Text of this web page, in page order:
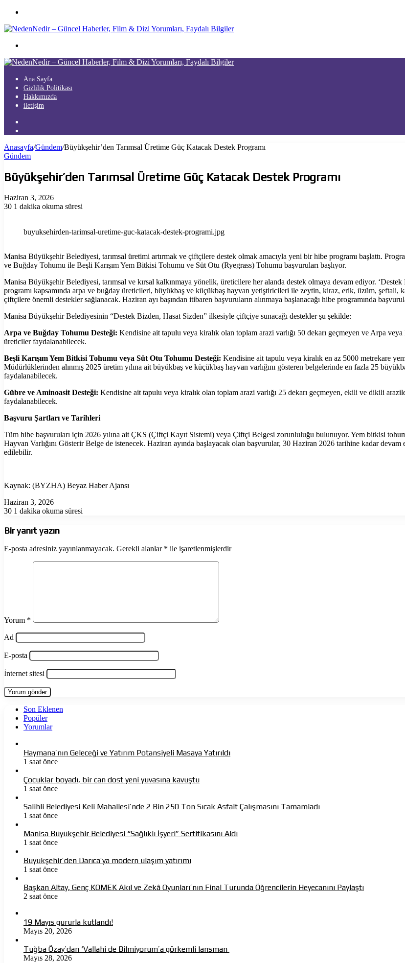
...
Ana Sayfa
Gizlilik Politikası
Hakkımızda
iletişim
...
Anasayfa/Gündem/Büyükşehir’den Tarımsal Üretime Güç Katacak Destek Programı
Gündem
Büyükşehir’den Tarımsal Üretime Güç Katacak Destek Programı
Haziran 3, 2026
30 1 dakika okuma süresi
buyuksehirden-tarimsal-uretime-guc-katacak-destek-programi.jpg
Manisa Büyükşehir Belediyesi, tarımsal üretimi artırmak ve çiftçilere destek olmak amacıyla yeni bir hibe programı başlattı.
ve Buğday Tohumu ile Beşli Karışım Yem Bitkisi Tohumu ve Süt Otu (Ryegrass) Tohumu başvuruları başlıyor.
Manisa Büyükşehir Belediyesi, tarımsal ve kırsal kalkınmaya yönelik, üreticilere her alanda destek olmaya devam ediyor.
programı kapsamında arpa ve buğday üreticileri, büyükbaş ve küçükbaş hayvan yetiştiricileri ile zeytin, kiraz, erik, üzüm, şeftali,
çiftçilere önemli destekler sağlanacak. Haziran ayı başından itibaren başvuruların alınmaya başlanacağı hibe programında
Manisa Büyükşehir Belediyesinin “Destek Bizden, Hasat Sizden” ilkesiyle çiftçiye sunacağı destekler şu şekilde:
Arpa ve Buğday Tohumu Desteği: Kendisine ait tapulu veya kiralık olan toplam arazi varlığı 50 dekarı geçmeyen ve Arpa
üreticiler faydalanabilecek.
Beşli Karışım Yem Bitkisi Tohumu veya Süt Otu Tohumu Desteği: Kendisine ait tapulu veya kiralık en az 5000 metrekare
Müdürlüklerinden alınmış 2025 üretim yılına ait büyükbaş ve küçükbaş hayvan varlığını gösteren belgelerinde en fazla 25
faydalanabilecek.
Gübre ve Aminoasit Desteği: Kendisine ait tapulu veya kiralık olan toplam arazi varlığı 25 dekarı geçmeyen, ekili ve dikili
faydalanabilecek.
Başvuru Şartları ve Tarihleri
Tüm hibe başvuruları için 2026 yılına ait ÇKS (Çiftçi Kayıt Sistemi) veya Çiftçi Belgesi zorunluluğu bulunuyor. Yem bitkisi
Hayvan Varlığını Gösterir Belge de istenecek. Haziran ayında başlayacak olan başvurular, 30 Haziran 2026 tarihine kadar
edilebilir.
Kaynak: (BYZHA) Beyaz Haber Ajansı
Haziran 3, 2026
30 1 dakika okuma süresi
Bir yanıt yazın
E-posta adresiniz yayınlanmayacak. Gerekli alanlar * ile işaretlenmişlerdir
Yorum *
Ad
E-posta
İnternet sitesi
Son Eklenen
Popüler
Yorumlar
Haymana’nın Geleceği ve Yatırım Potansiyeli Masaya Yatırıldı
1 saat önce
Çocuklar boyadı, bir can dost yeni yuvasına kavuştu
1 saat önce
Salihli Belediyesi Keli Mahallesi’nde 2 Bin 250 Ton Sıcak Asfalt Çalışmasını Tamamladı
1 saat önce
Manisa Büyükşehir Belediyesi “Sağlıklı İşyeri” Sertifikasını Aldı
1 saat önce
Büyükşehir’den Darıca’ya modern ulaşım yatırımı
1 saat önce
Başkan Altay, Genç KOMEK Akıl ve Zekâ Oyunları’nın Final Turunda Öğrencilerin Heyecanını Paylaştı
2 saat önce
19 Mayıs gururla kutlandı!
Mayıs 20, 2026
Tuğba Özay’dan ‘Vallahi de Bilmiyorum’a görkemli lansman
Mayıs 28, 2026